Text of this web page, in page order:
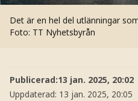
Det är en hel del utlänningar
Foto: TT Nyhetsbyrån
Publicerad:13 jan. 2025, 20:02
Uppdaterad: 13 jan. 2025, 20:05